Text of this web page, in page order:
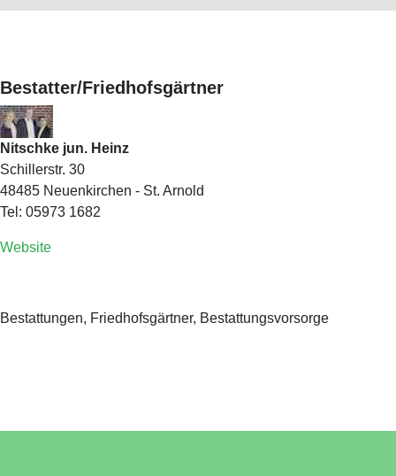
Bestatter/Friedhofsgärtner
Nitschke jun. Heinz
Schillerstr. 30
48485 Neuenkirchen - St. Arnold
Tel: 05973 1682
Website
Bestattungen, Friedhofsgärtner, Bestattungsvorsorge